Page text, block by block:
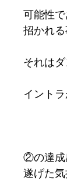
可能性
招かれる
それは
イント
②の達成
遂げた気